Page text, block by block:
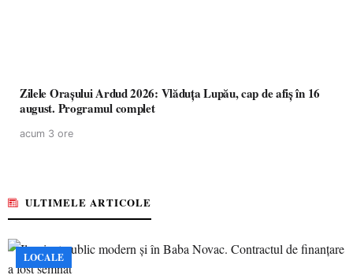
Zilele Orașului Ardud 2026: Vlăduța Lupău, cap de afiș în 16
august. Programul complet
acum 3 ore
ULTIMELE ARTICOLE
LOCALE